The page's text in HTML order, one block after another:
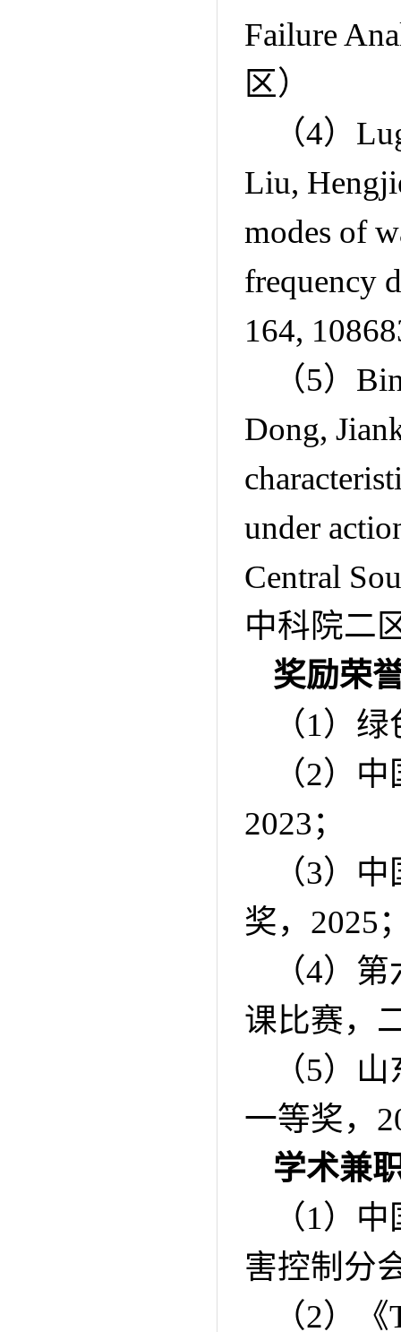
Failure
区）
（4）
Liu,
modes of
frequency
164,
（5）
Dong,
under
Central
中科院二
奖励荣
（1）绿
（2）中
2023；
（3）中
奖， 2025
（4）第
课比赛，
（5）山
一等奖，
学术兼
（1）中
害控制分
（2）《